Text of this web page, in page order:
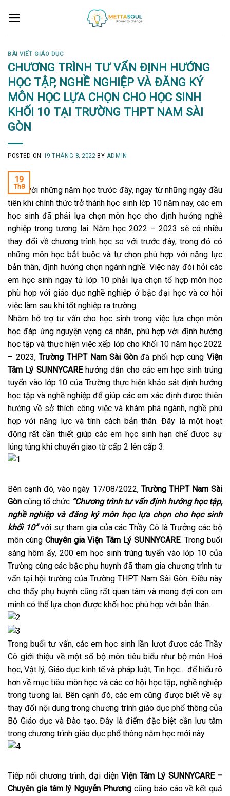
BÀI VIẾT GIÁO DỤC
CHƯƠNG TRÌNH TƯ VẤN ĐỊNH HƯỚNG
HỌC TẬP, NGHỀ NGHIỆP VÀ ĐĂNG KÝ
MÔN HỌC LỰA CHỌN CHO HỌC SINH
KHỐI 10 TẠI TRƯỜNG THPT NAM SÀI
GÒN
POSTED ON 19 THÁNG 8, 2022 BY ADMIN
19
Th8
Khác với những năm học trước đây, ngay từ những ngày đầu
tiên khi chính thức trở thành học sinh lớp 10 năm nay, các em
học sinh đã phải lựa chọn môn học cho định hướng nghề
nghiệp trong tương lai. Năm học 2022 – 2023 sẽ có nhiều
thay đổi về chương trình học so với trước đây, trong đó có
những môn học bắt buộc và tự chọn phù hợp với năng lực
bản thân, định hướng chọn ngành nghề. Việc này đòi hỏi các
em học sinh ngay từ lớp 10 phải lựa chọn tổ hợp môn học
phù hợp với giáo dục nghề nghiệp ở bậc đại học và cơ hội
việc làm sau khi tốt nghiệp ra trường.
Nhằm hỗ trợ tư vấn cho học sinh trong việc lựa chọn môn
học đáp ứng nguyện vọng cá nhân, phù hợp với định hướng
học tập và thực hiện việc xếp lớp cho Khối 10 năm học 2022
– 2023,Trường THPT Nam Sài Gònđã phối hợp cùngViện
Tâm Lý SUNNYCAREhướng dẫn cho các em học sinh trúng
tuyển vào lớp 10 của Trường thực hiện khảo sát định hướng
học tập và nghề nghiệp để giúp các em xác định được thiên
hướng về sở thích công việc và khám phá ngành, nghề phù
hợp với năng lực và tính cách bản thân. Đây là một hoạt
động rất cần thiết giúp các em học sinh hạn chế được sự
lúng túng khi chuyển giao từ cấp 2 lên cấp 3.
Bên cạnh đó, vào ngày 17/08/2022, Trường THPT Nam Sài
Gòn cũng tổ chức “Chương trình tư vấn định hướng học tập,
nghề nghiệp và đăng ký môn học lựa chọn cho học sinh
khối 10”với sự tham gia của các Thầy Cô là Trưởng các bộ
môn cùngChuyên gia Viện Tâm Lý SUNNYCARE. Trong buổi
sáng hôm ấy, 200 em học sinh trúng tuyển vào lớp 10 của
Trường cùng các bậc phụ huynh đã tham gia chương trình tư
vấn tại hội trường của Trường THPT Nam Sài Gòn. Điều này
cho thấy phụ huynh cũng rất quan tâm và mong đợi con em
mình có thể lựa chọn được khối học phù hợp với bản thân.
Trong buổi tư vấn, các em học sinh lần lượt được các Thầy
Cô giới thiệu về một số bộ môn tiêu biểu như bộ môn Hoá
học, Vật lý, Giáo dục kinh tế và pháp luật, Tin học… để hiểu rõ
hơn về mục tiêu môn học và các cơ hội học tập, nghề nghiệp
trong tương lai. Bên cạnh đó, các em cũng được biết về sự
thay đổi nội dung trong chương trình giáo dục phổ thông của
Bộ Giáo dục và Đào tạo. Đây là điểm đặc biệt cần lưu tâm
trong chương trình giáo dục phổ thông năm học mới này.
Tiếp nối chương trình, đại diện Viện Tâm Lý SUNNYCARE –
Chuyên gia tâm lý Nguyễn Phương cũng báo cáo về kết quả